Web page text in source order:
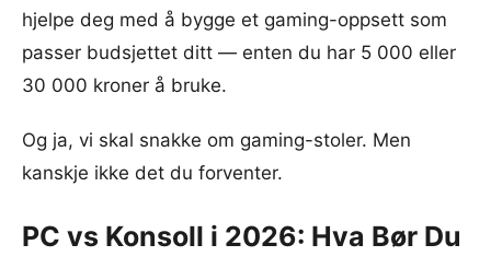
hjelpe deg med å bygge et gaming-oppsett som
passer budsjettet ditt — enten du har 5 000 eller
30 000 kroner å bruke.
Og ja, vi skal snakke om gaming-stoler. Men
kanskje ikke det du forventer.
PC vs Konsoll i 2026: Hva Bør Du